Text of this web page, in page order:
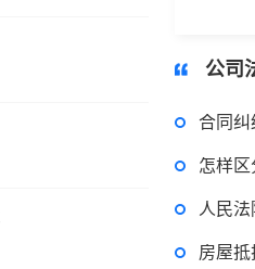
2022-11-
公司
合同纠
怎样区分
人民法
房屋抵押贷